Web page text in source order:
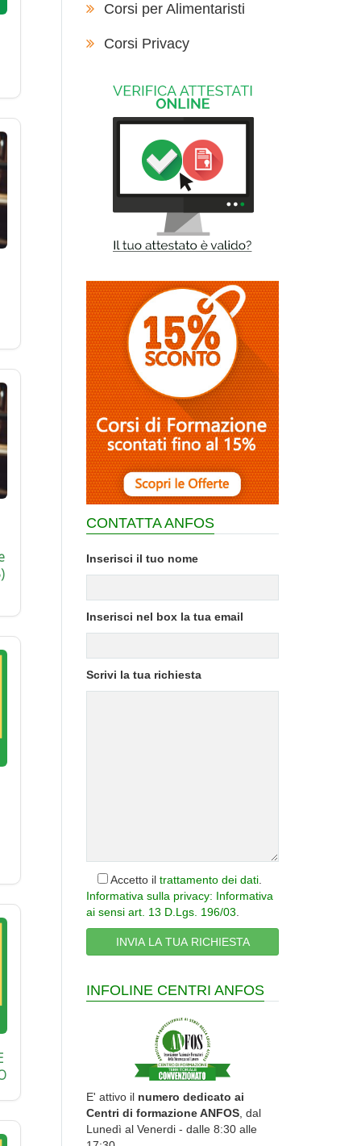
Corsi per Alimentaristi
Corsi Privacy
CONTATTA ANFOS
Inserisci il tuo nome
Inserisci nel box la tua email
Scrivi la tua richiesta
Accetto il trattamento dei dati
Informativa sulla privacy: Informativa
ai sensi art. 13 D.Lgs. 196/03
INFOLINE CENTRI ANFOS
E' attivo il numero dedicato ai
Centri di formazione ANFOS , dal
Lunedì al Venerdi - dalle 8:30 alle